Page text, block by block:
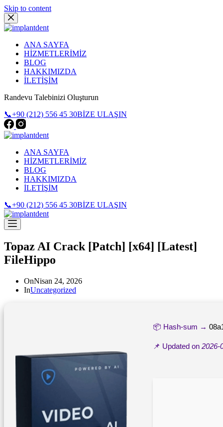
Skip to content
ANA SAYFA
HİZMETLERİMİZ
BLOG
HAKKIMIZDA
İLETİŞİM
Randevu Talebinizi Oluşturun
📞+90 (212) 556 45 30BİZE ULAŞIN
ANA SAYFA
HİZMETLERİMİZ
BLOG
HAKKIMIZDA
İLETİŞİM
📞+90 (212) 556 45 30BİZE ULAŞIN
Topaz AI Crack [Patch] [x64] [Latest]
FileHippo
OnNisan 24, 2026
InUncategorized
📦 Hash-sum →
📌 Updated on 2026-